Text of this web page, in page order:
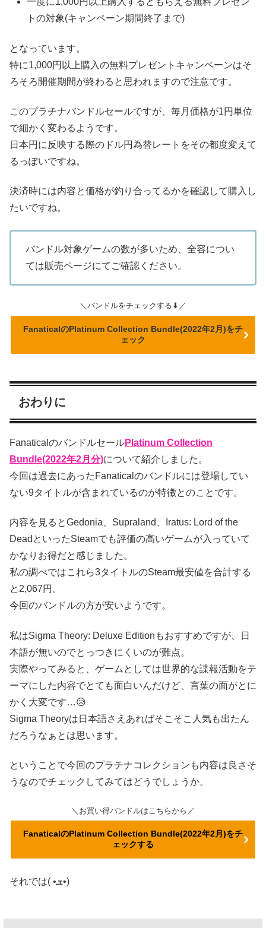
トの対象(キャンペーン期間終了まで)
となっています。
特に1,000円以上購入の無料プレゼントキャンペーンはそ
ろそろ開催期間が終わると思われますので注意です。
このプラチナバンドルセールですが、毎月価格が1円単位
で細かく変わるようです。
日本円に反映する際のドル円為替レートをその都度変えて
るっぽいですね。
決済時には内容と価格が釣り合ってるかを確認して購入し
たいですね。
バンドル対象ゲームの数が多いため、全容につい
ては販売ページにてご確認ください。
＼バンドルをチェックする⬇／
FanaticalのPlatinum Collection Bundle(2022年2月)をチ
ェック
おわりに
FanaticalのバンドルセールPlatinum Collection
Bundle(2022年2月分)について紹介しました。
今回は過去にあったFanaticalのバンドルには登場してい
ない9タイトルが含まれているのが特徴とのことです。
内容を見るとGedonia、Supraland、Iratus: Lord of the
DeadといったSteamでも評価の高いゲームが入っていて
かなりお得だと感じました。
私の調べではこれら3タイトルのSteam最安値を合計する
と2,067円。
今回のバンドルの方が安いようです。
私はSigma Theory: Deluxe Editionもおすすめですが、日
本語が無いのでとっつきにくいのが難点。
実際やってみると、ゲームとしては世界的な諜報活動をテ
ーマにした内容でとても面白いんだけど、言葉の面がとに
かく大変です…😥
Sigma Theoryは日本語さえあればそこそこ人気も出たん
だろうなぁとは思います。
ということで今回のプラチナコレクションも内容は良さそ
うなのでチェックしてみてはどうでしょうか。
＼お買い得バンドルはこちらから／
FanaticalのPlatinum Collection Bundle(2022年2月)をチ
ェックする
それでは( •ܫ•)